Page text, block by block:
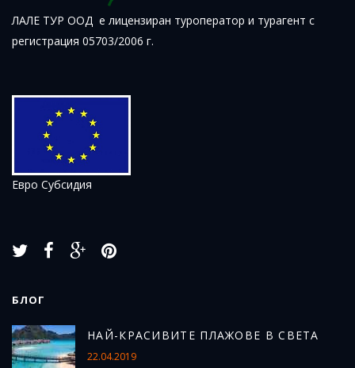
ЛАЛЕ ТУР ООД е лицензиран туроператор и турагент с
регистрация 05703/2006 г.
Евро Субсидия
БЛОГ
НАЙ-КРАСИВИТЕ ПЛАЖОВЕ В СВЕТА
22.04.2019